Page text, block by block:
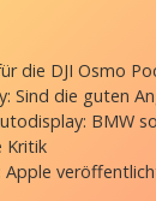
die DJI Osmo
Sind die guten
BMW
Kritik
Apple